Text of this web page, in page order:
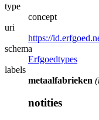
type
concept
uri
https://
schema
Erfgoedtypes
labels
metaalfabrieken
notities